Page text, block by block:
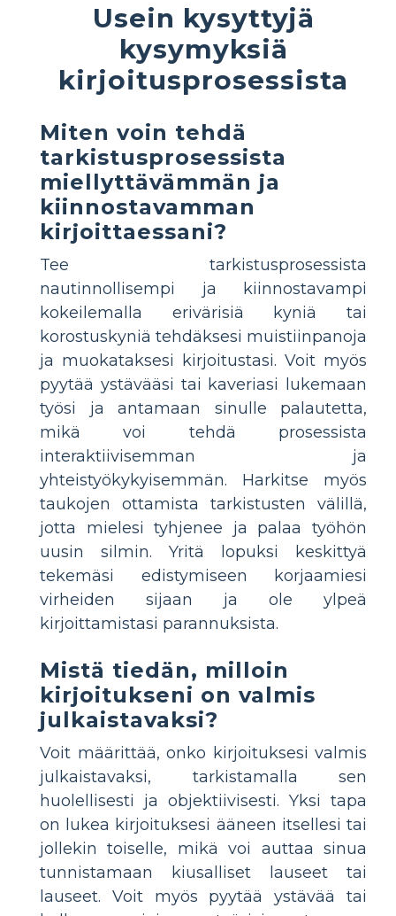
Usein kysyttyjä
kysymyksiä
kirjoitusprosessista
Miten voin tehdä
tarkistusprosessista
miellyttävämmän ja
kiinnostavamman
kirjoittaessani?
Tee tarkistusprosessista
nautinnollisempi ja kiinnostavampi
kokeilemalla erivärisiä kyniä tai
korostuskyniä tehdäksesi muistiinpanoja
ja muokataksesi kirjoitustasi. Voit myös
pyytää ystävääsi tai kaveriasi lukemaan
työsi ja antamaan sinulle palautetta,
mikä voi tehdä prosessista
interaktiivisemman ja
yhteistyökykyisemmän. Harkitse myös
taukojen ottamista tarkistusten välillä,
jotta mielesi tyhjenee ja palaa työhön
uusin silmin. Yritä lopuksi keskittyä
tekemäsi edistymiseen korjaamiesi
virheiden sijaan ja ole ylpeä
kirjoittamistasi parannuksista.
Mistä tiedän, milloin
kirjoitukseni on valmis
julkaistavaksi?
Voit määrittää, onko kirjoituksesi valmis
julkaistavaksi, tarkistamalla sen
huolellisesti ja objektiivisesti. Yksi tapa
on lukea kirjoituksesi ääneen itsellesi tai
jollekin toiselle, mikä voi auttaa sinua
tunnistamaan kiusalliset lauseet tai
lauseet. Voit myös pyytää ystävää tai